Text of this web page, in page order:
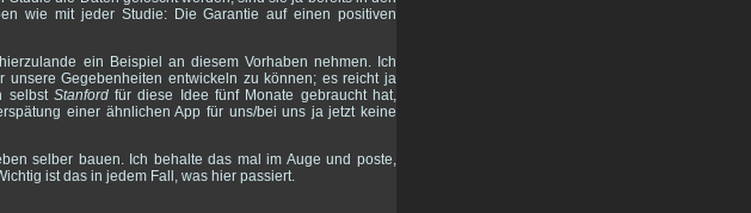
wie mit jeder Studie: Die Garantie auf einen positiven
ein Beispiel an diesem Vorhaben nehmen. Ich
Gegebenheiten entwickeln zu können; es reicht ja
selbst Stanfordfür diese Idee fünf Monate gebraucht hat,
einer ähnlichen App für uns/bei uns ja jetzt keine
selber bauen. Ich behalte das mal im Auge und poste,
ist das in jedem Fall, was hier passiert.